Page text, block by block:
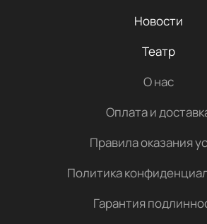
Новости
Театр
О нас
Оплата и
Правила оказания
Политика
Гарантия